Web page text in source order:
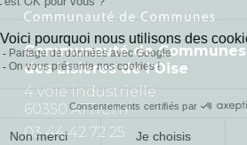
Communauté de Communes
des Lisières de l’Oise
4 voie industrielle
60350 ATTICHY
03 44 42 72 25